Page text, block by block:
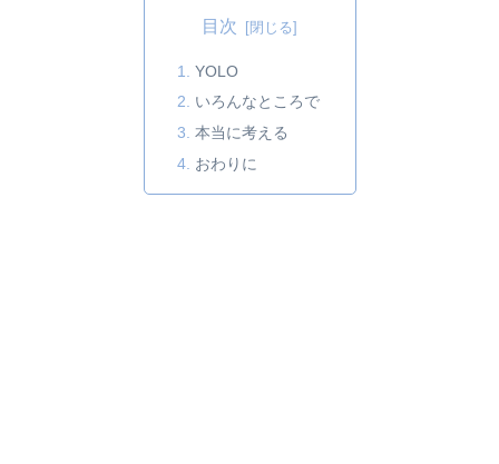
目次
YOLO
いろんなところで
本当に考える
おわりに